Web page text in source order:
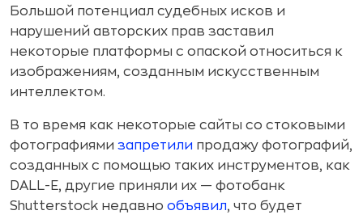
Большой потенциал судебных исков и
нарушений авторских прав заставил
некоторые платформы с опаской относиться к
изображениям, созданным искусственным
интеллектом.
В то время как некоторые сайты со стоковыми
фотографиями запретили продажу фотографий,
созданных с помощью таких инструментов, как
DALL-E, другие приняли их — фотобанк
Shutterstock недавно объявил, что будет